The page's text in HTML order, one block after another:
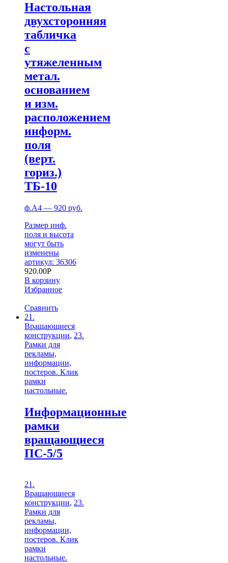
Настольная
двухсторонняя
табличка
с
утяжеленным
метал.
основанием
и изм.
расположением
информ.
поля
(верт.
гориз.)
ТБ-10
ф.А4 — 920 руб.
Размер инф.
поля и высота
могут быть
изменены
артикул: 36306
920.00Р
В корзину
Избранное
Сравнить
21.
Вращающиеся
конструкции, 23.
Рамки для
рекламы,
информации,
постеров. Клик
рамки
настольные.
Информационные
рамки
вращающиеся
ПС-5/5
21.
Вращающиеся
конструкции, 23.
Рамки для
рекламы,
информации,
постеров. Клик
рамки
настольные.